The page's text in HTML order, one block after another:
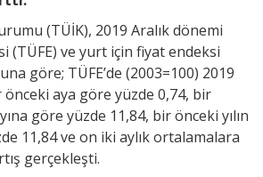
(TÜİK), 2019 Aralık dönemi
(TÜFE) ve yurt için fiyat endeksi
göre; TÜFE’de (2003=100) 2019
önceki aya göre yüzde 0,74, bir
göre yüzde 11,84, bir önceki yılın
11,84 ve on iki aylık ortalamalara
gerçekleşti.